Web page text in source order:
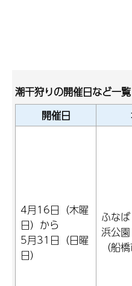
潮干狩りの開催日など一覧
開催日
4月16日（木曜
日）から
5月31日（日曜
日）
ふな
浜公園
（船橋